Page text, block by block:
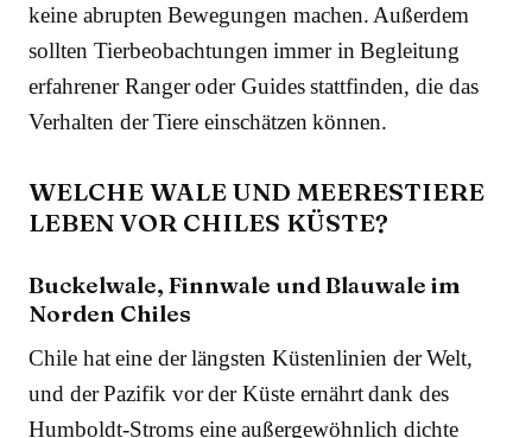
keine abrupten Bewegungen machen. Außerdem
sollten Tierbeobachtungen immer in Begleitung
erfahrener Ranger oder Guides stattfinden, die das
Verhalten der Tiere einschätzen können.
WELCHE WALE UND MEERESTIERE
LEBEN VOR CHILES KÜSTE?
Buckelwale, Finnwale und Blauwale im
Norden Chiles
Chile hat eine der längsten Küstenlinien der Welt,
und der Pazifik vor der Küste ernährt dank des
Humboldt-Stroms eine außergewöhnlich dichte